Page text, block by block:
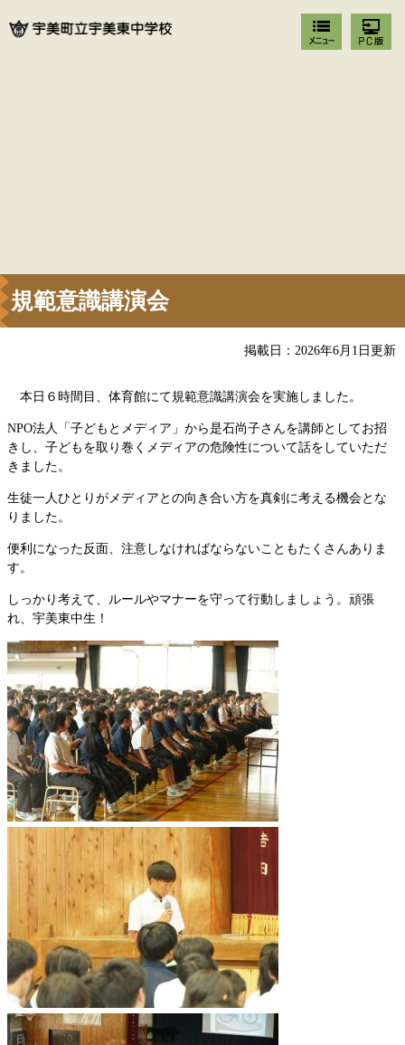
規範意識講演会
掲載日：2026年6月1日更新
本日６時間目、体育館にて規範意識講演会を実施しました。
NPO法人「子どもとメディア」から是石尚子さんを講師としてお招
きし、子どもを取り巻くメディアの危険性について話をしていただ
きました。
生徒一人ひとりがメディアとの向き合い方を真剣に考える機会とな
りました。
便利になった反面、注意しなければならないこともたくさんありま
す。
しっかり考えて、ルールやマナーを守って行動しましょう。頑張
れ、宇美東中生！